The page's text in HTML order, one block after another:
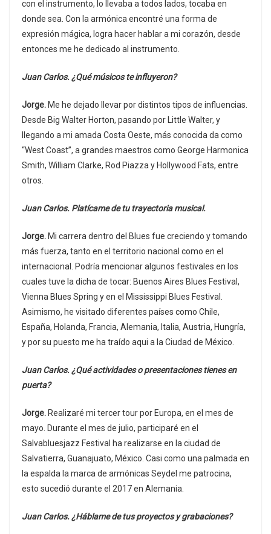
con el instrumento, lo llevaba a todos lados, tocaba en
donde sea. Con la armónica encontré una forma de
expresión mágica, logra hacer hablar a mi corazón, desde
entonces me he dedicado al instrumento.
Juan Carlos. ¿Qué músicos te influyeron?
Jorge. Me he dejado llevar por distintos tipos de influencias.
Desde Big Walter Horton, pasando por Little Walter, y
llegando a mi amada Costa Oeste, más conocida da como
“West Coast”, a grandes maestros como George Harmonica
Smith, William Clarke, Rod Piazza y Hollywood Fats, entre
otros.
Juan Carlos. Platícame de tu trayectoria musical.
Jorge. Mi carrera dentro del Blues fue creciendo y tomando
más fuerza, tanto en el territorio nacional como en el
internacional. Podría mencionar algunos festivales en los
cuales tuve la dicha de tocar: Buenos Aires Blues Festival,
Vienna Blues Spring y en el Mississippi Blues Festival.
Asimismo, he visitado diferentes países como Chile,
España, Holanda, Francia, Alemania, Italia, Austria, Hungría,
y por su puesto me ha traído aqui a la Ciudad de México.
Juan Carlos. ¿Qué actividades o presentaciones tienes en
puerta?
Jorge. Realizaré mi tercer tour por Europa, en el mes de
mayo. Durante el mes de julio, participaré en el
Salvabluesjazz Festival ha realizarse en la ciudad de
Salvatierra, Guanajuato, México. Casi como una palmada en
la espalda la marca de armónicas Seydel me patrocina,
esto sucedió durante el 2017 en Alemania.
Juan Carlos. ¿Háblame de tus proyectos y grabaciones?